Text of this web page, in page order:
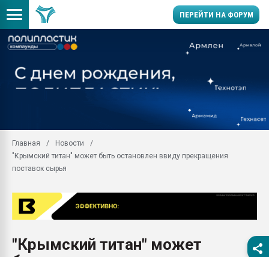
ПЕРЕЙТИ НА ФОРУМ
заводу пластмасс"
первый план в
28.07.2026
Главная
Новости
"Крымский титан" может быть остановлен ввиду прекращения
поставок сырья
"Крымский титан" может